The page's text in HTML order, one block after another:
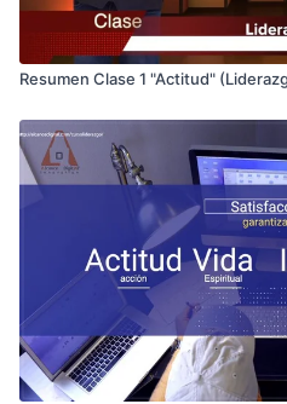
Resumen Clase 1 "Actitud"